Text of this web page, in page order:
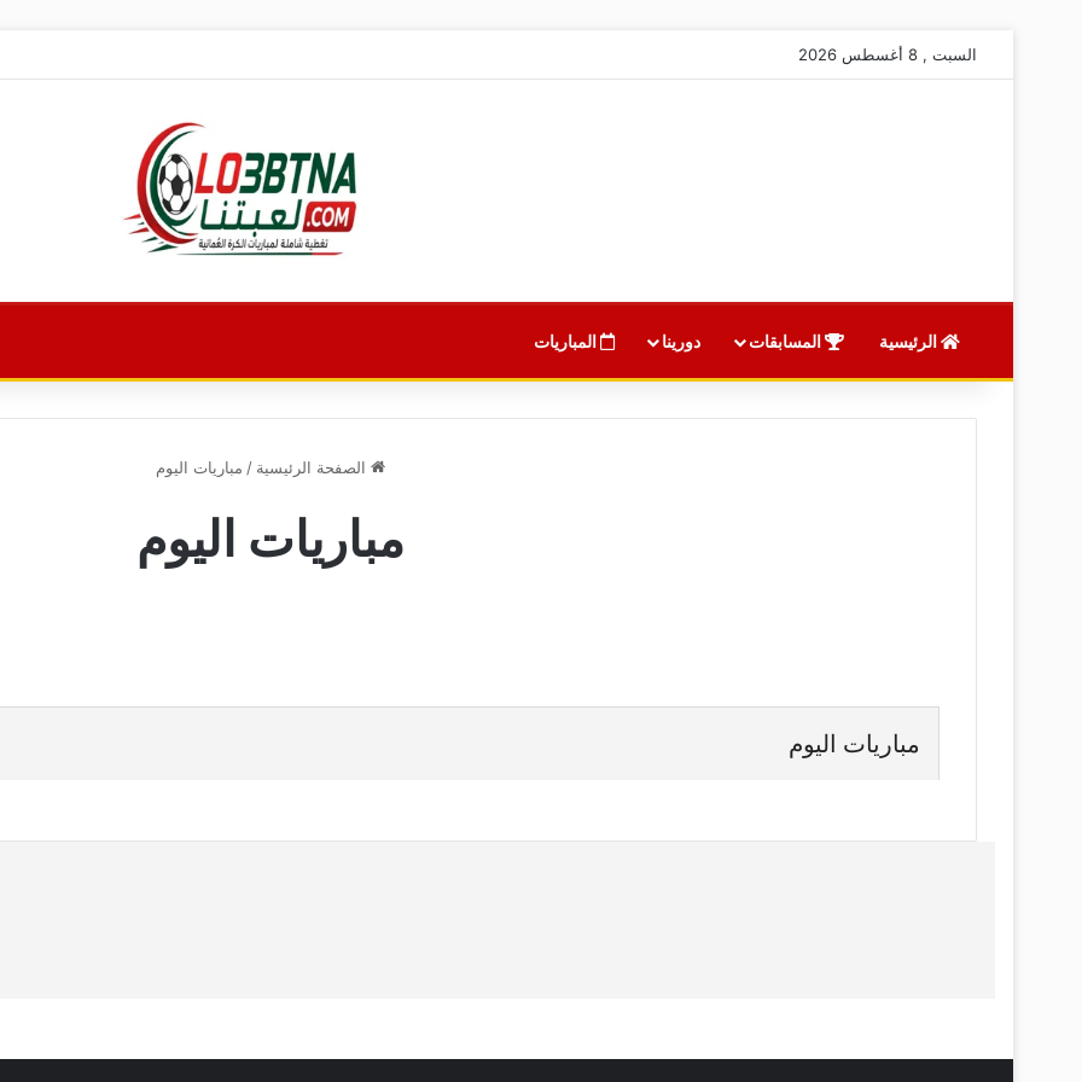
السبت , 8 أغسطس 2026
الرئيسية المسابقات دورينا المباريات
الصفحة الرئيسية / مباريات اليوم
مباريات اليوم
مباريات اليوم